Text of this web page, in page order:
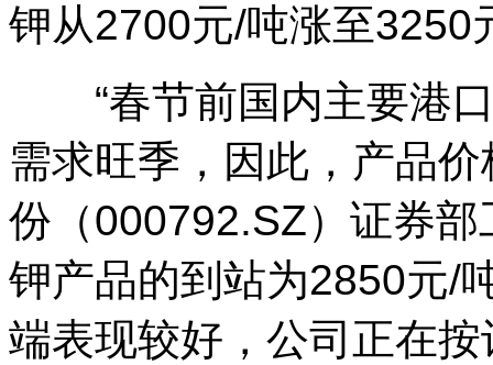
钾从2700元/吨涨至3250
“春节前国内主要港口
需求旺季，因此，产品
份（000792.SZ）证券
钾产品的到站为2850元/
端表现较好，公司正在